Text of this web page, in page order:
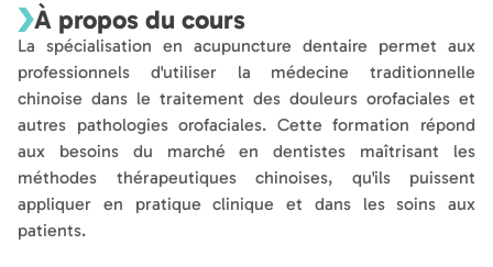
À propos du cours
La spécialisation en acupuncture dentaire permet aux
professionnels d'utiliser la médecine traditionnelle
chinoise dans le traitement des douleurs orofaciales et
autres pathologies orofaciales. Cette formation répond
aux besoins du marché en dentistes maîtrisant les
méthodes thérapeutiques chinoises, qu'ils puissent
appliquer en pratique clinique et dans les soins aux
patients.